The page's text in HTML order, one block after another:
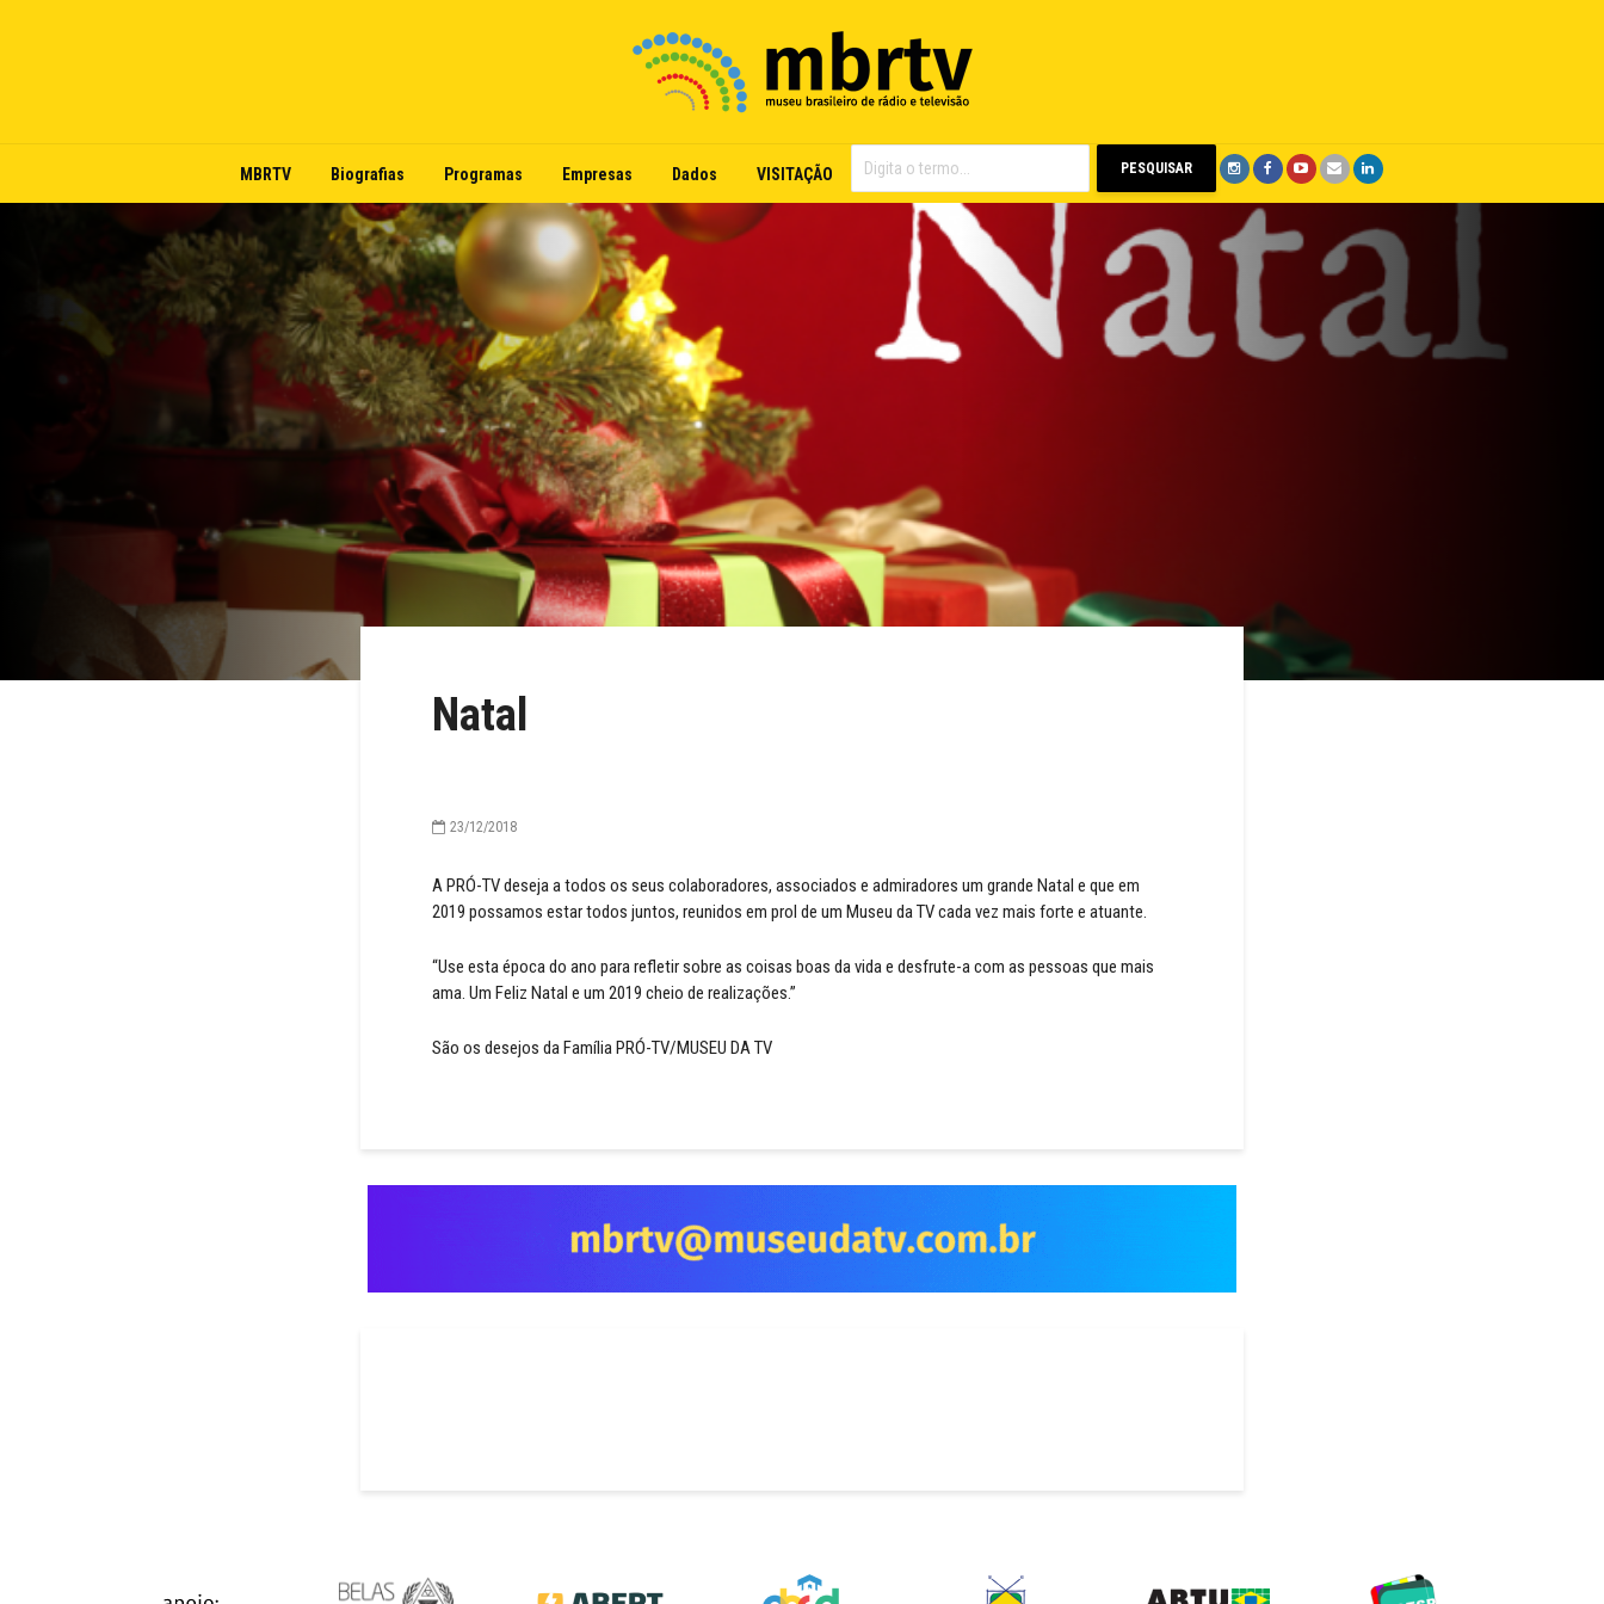
MBRTV Biografias Programas Empresas Dados VISITAÇÃO PESQUISAR
Natal
23/12/2018
A PRÓ-TV deseja a todos os seus colaboradores, associados e admiradores um grande Natal e que em
2019 possamos estar todos juntos, reunidos em prol de um Museu da TV cada vez mais forte e atuante.
“Use esta época do ano para refletir sobre as coisas boas da vida e desfrute-a com as pessoas que mais
ama. Um Feliz Natal e um 2019 cheio de realizações.”
São os desejos da Família PRÓ-TV/MUSEU DA TV